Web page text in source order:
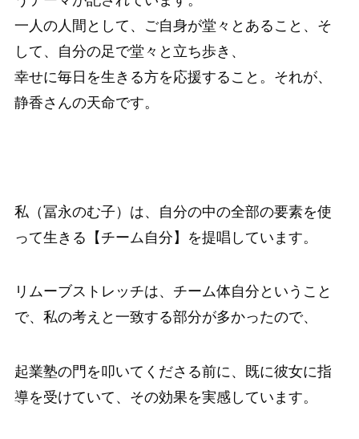
一人の人間として、ご自身が堂々とあること、そ
して、自分の足で堂々と立ち歩き、
幸せに毎日を生きる方を応援すること。それが、
静香さんの天命です。
私（冨永のむ子）は、自分の中の全部の要素を使
って生きる【チーム自分】を提唱しています。
リムーブストレッチは、チーム体自分ということ
で、私の考えと一致する部分が多かったので、
起業塾の門を叩いてくださる前に、既に彼女に指
導を受けていて、その効果を実感しています。